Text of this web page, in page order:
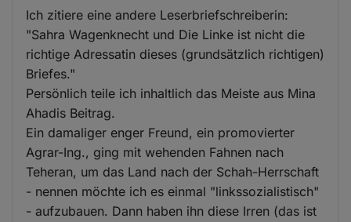
Ich zitiere eine andere Leserbriefschreiberin:
"Sahra Wagenknecht und Die Linke ist nicht die
richtige Adressatin dieses (grundsätzlich richtigen)
Briefes."
Persönlich teile ich inhaltlich das Meiste aus Mina
Ahadis Beitrag.
Ein damaliger enger Freund, ein promovierter
Agrar-Ing., ging mit wehenden Fahnen nach
Teheran, um das Land nach der Schah-Herrschaft
- nennen möchte ich es einmal "linkssozialistisch"
- aufzubauen. Dann haben ihn diese Irren (das ist